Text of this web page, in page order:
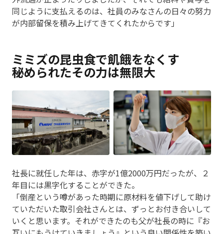
同じように支払えるのは、社員のみなさんの日々の努力
が内部留保を積み上げてきてくれたからです」
ミミズの昆虫食で飢餓をなくす
秘められたその力は無限大
社長に就任した年は、赤字が1億2000万円だったが、２
年目には黒字化することができた。
「倒産という噂があった時期に原材料を値下げして助け
ていただいた取引会社さんとは、ずっとお付き合いして
いくと思います。それができたのも父が社長の時に『お